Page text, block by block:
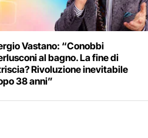
Vastano: “Conobbi
al bagno. La fine di
Rivoluzione inevitabile
38 anni”